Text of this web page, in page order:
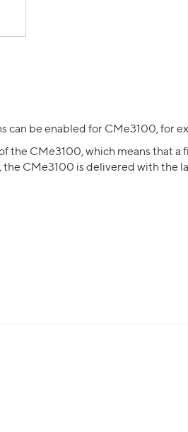
can be enabled for CMe3100, for
the CMe3100, which means that
CMe3100 is delivered with the